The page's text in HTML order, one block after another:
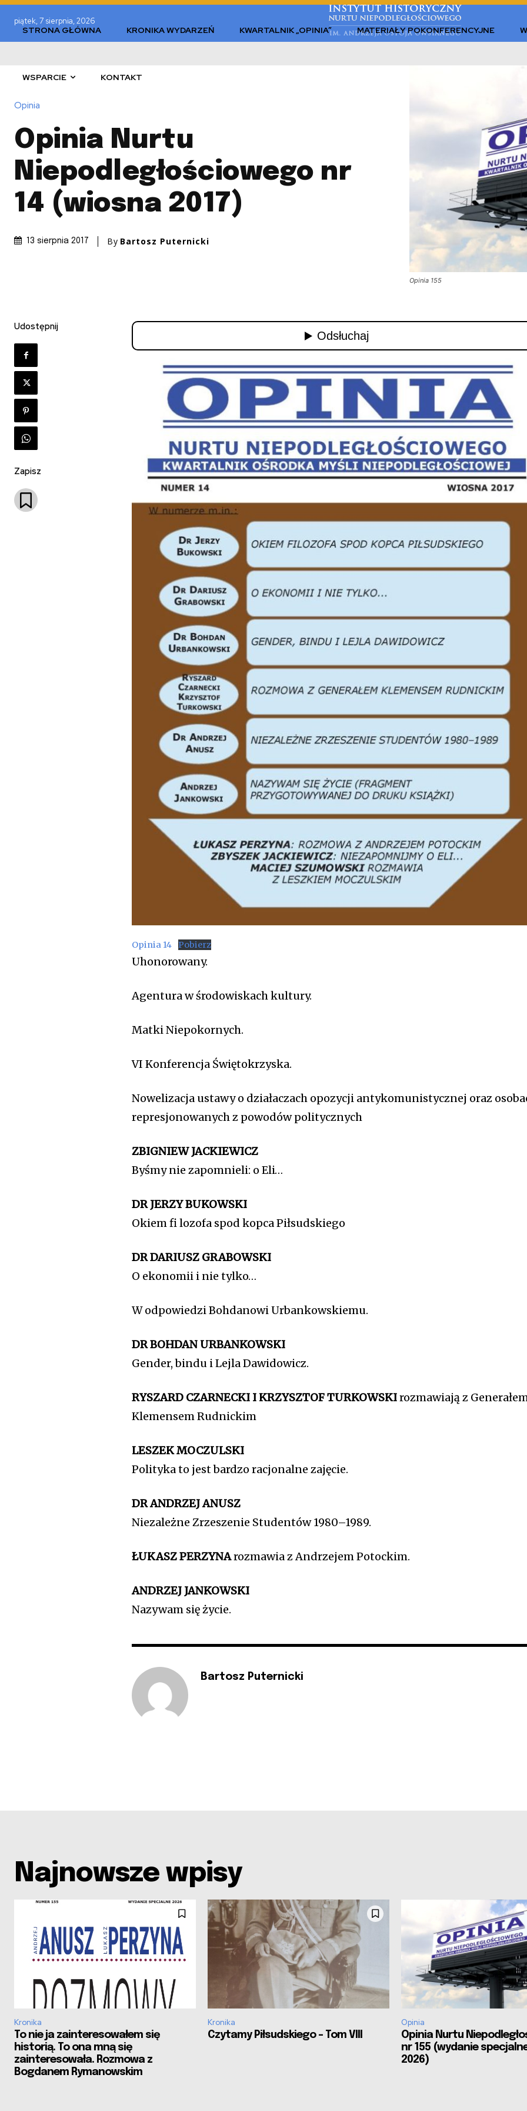
piątek, 7 sierpnia, 2026
STRONA GŁÓWNA KRONIKA WYDARZEŃ KWARTALNIK „OPINIA” MATERIAŁY POKONFERENCYJNE
WSPARCIE KONTAKT
Opinia
Opinia Nurtu
Niepodległościowego nr
14 (wiosna 2017)
13 sierpnia 2017 By Bartosz Puternicki
Opinia 155
Udostępnij
Zapisz
Opinia 14 Pobierz
Uhonorowany.
Agentura w środowiskach kultury.
Matki Niepokornych.
VI Konferencja Świętokrzyska.
Nowelizacja ustawy o działaczach opozycji antykomunistycznej oraz
represjonowanych z powodów politycznych
ZBIGNIEW JACKIEWICZ
Byśmy nie zapomnieli: o Eli…
DR JERZY BUKOWSKI
Okiem fi lozofa spod kopca Piłsudskiego
DR DARIUSZ GRABOWSKI
O ekonomii i nie tylko…
W odpowiedzi Bohdanowi Urbankowskiemu.
DR BOHDAN URBANKOWSKI
Gender, bindu i Lejla Dawidowicz.
RYSZARD CZARNECKI I KRZYSZTOF TURKOWSKIrozmawiają z
Klemensem Rudnickim
LESZEK MOCZULSKI
Polityka to jest bardzo racjonalne zajęcie.
DR ANDRZEJ ANUSZ
Niezależne Zrzeszenie Studentów 1980–1989.
ŁUKASZ PERZYNArozmawia z Andrzejem Potockim.
ANDRZEJ JANKOWSKI
Nazywam się życie.
Bartosz Puternicki
Najnowsze wpisy
Kronika
To nie ja zainteresowałem się
historią. To ona mną się
zainteresowała. Rozmowa z
Bogdanem Rymanowskim
Kronika
Czytamy Piłsudskiego – Tom VIII
Opinia
Opinia Nurtu
nr 155 (wydanie
2026)